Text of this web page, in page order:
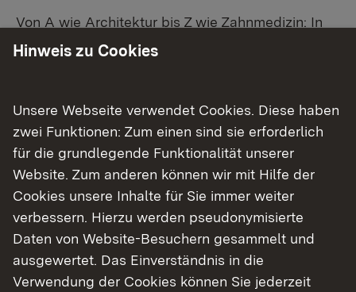
Von A wie Architektur bis Z wie Zahnmedizin: In
Baden-Württemberg warten unzählige
Studiengangsuche schnell den passenden
Studienplatz. Außerdem gibt's eine Schritt-für-
Schritt-Anleitung zu deinem Traum-Studium.
Finde dein Studium in Baden-Württemberg
Hinweis zu Cookies
Unsere Webseite verwendet Cookies. Diese haben
zwei Funktionen: Zum einen sind sie erforderlich
für die grundlegende Funktionalität unserer
Website. Zum anderen können wir mit Hilfe der
Cookies unsere Inhalte für Sie immer weiter
verbessern. Hierzu werden pseudonymisierte
Daten von Website-Besuchern gesammelt und
ausgewertet. Das Einverständnis in die
Verwendung der Cookies können Sie jederzeit